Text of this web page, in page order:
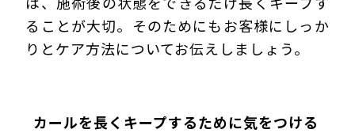
ることが大切。そのためにもお客様にしっか
りとケア方法についてお伝えしましょう。
カールを長くキープするために気をつける